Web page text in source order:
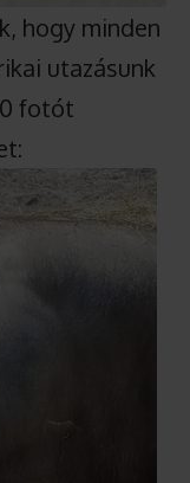
hogy minden
utazásunk
fotót